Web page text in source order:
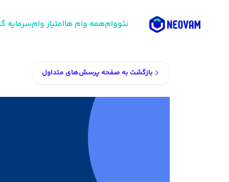
نئووامهمه وام هاامتیاز وامسرمایه
بازگشت به صفحه پرسش‌های متداول